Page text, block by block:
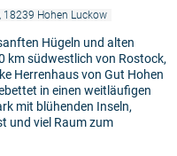
18239 Hohen Luckow
Hügeln und alten
km südwestlich von Rostock,
Herrenhaus von Gut Hohen
in einen weitläufigen
mit blühenden Inseln,
und viel Raum zum